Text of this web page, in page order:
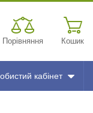
Порівняння Кошик
кабінет